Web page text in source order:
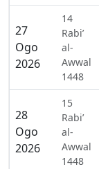
27
Ogo
2026
14
Rabi’
al-
Awwal
1448
28
Ogo
2026
15
Rabi’
al-
Awwal
1448